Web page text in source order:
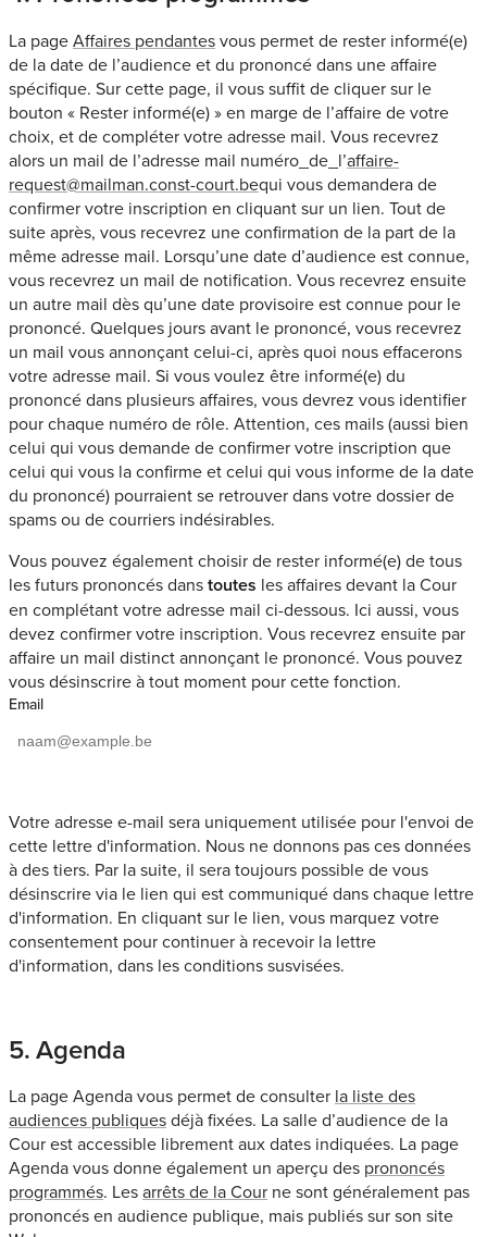
La pageAffaires pendantesvous permet de rester informé(e)
de la date de l’audience et du prononcé dans une affaire
spécifique. Sur cette page, il vous suffit de cliquer sur le
bouton « Rester informé(e) » en marge de l’affaire de votre
choix, et de compléter votre adresse mail. Vous recevrez
alors un mail de l’adresse mail numéro_de_l’affaire-
request@mailman.const-court.bequi vous demandera de
confirmer votre inscription en cliquant sur un lien. Tout de
suite après, vous recevrez une confirmation de la part de la
même adresse mail. Lorsqu’une date d’audience est connue,
vous recevrez un mail de notification. Vous recevrez ensuite
un autre mail dès qu’une date provisoire est connue pour le
prononcé. Quelques jours avant le prononcé, vous recevrez
un mail vous annonçant celui-ci, après quoi nous effacerons
votre adresse mail. Si vous voulez être informé(e) du
prononcé dans plusieurs affaires, vous devrez vous identifier
pour chaque numéro de rôle. Attention, ces mails (aussi bien
celui qui vous demande de confirmer votre inscription que
celui qui vous la confirme et celui qui vous informe de la date
du prononcé) pourraient se retrouver dans votre dossier de
spams ou de courriers indésirables.
Vous pouvez également choisir de rester informé(e) de tous
les futurs prononcés danstoutes les affaires devant la Cour
en complétant votre adresse mail ci-dessous. Ici aussi, vous
devez confirmer votre inscription. Vous recevrez ensuite par
affaire un mail distinct annonçant le prononcé. Vous pouvez
vous désinscrire à tout moment pour cette fonction.
Email
Votre adresse e-mail sera uniquement utilisée pour l'envoi de
cette lettre d'information. Nous ne donnons pas ces données
à des tiers. Par la suite, il sera toujours possible de vous
désinscrire via le lien qui est communiqué dans chaque lettre
d'information. En cliquant sur le lien, vous marquez votre
consentement pour continuer à recevoir la lettre
d'information, dans les conditions susvisées.
5. Agenda
La page Agenda vous permet de consulter la liste des
audiences publiquesdéjà fixées. La salle d’audience de la
Cour est accessible librement aux dates indiquées. La page
Agenda vous donne également un aperçu des prononcés
programmés. Lesarrêts de la Cour ne sont généralement pas
prononcés en audience publique, mais publiés sur son site